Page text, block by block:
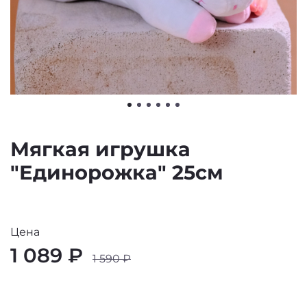
Мягкая игрушка
"Единорожка" 25см
Цена
1 089 ₽ 1 590 ₽